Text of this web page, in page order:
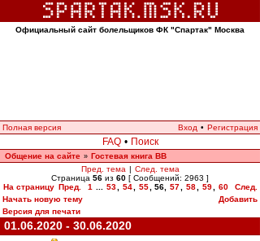
Официальный сайт болельщиков ФК "Спартак" Москва
Полная версия Вход • Регистрация
FAQ • Поиск
Общение на сайте » Гостевая книга ВВ
Пред. тема | След. тема
Страница 56 из 60 [ Сообщений: 2963 ]
На страницу Пред. 1 53 54 55 56, 57 58 59 60
След.
Начать новую тему
Добавить
Версия для печати
01.06.2020 - 30.06.2020